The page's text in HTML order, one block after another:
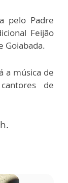
pelo Padre
Feijão
Goiabada.
a música de
de